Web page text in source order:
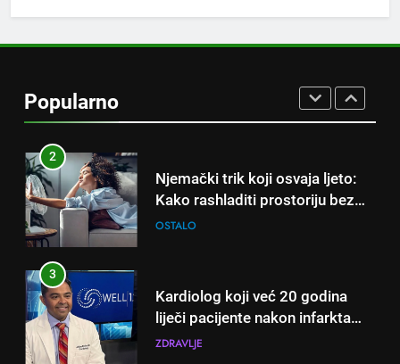
Popularno
Kako rashladiti prostoriju bez
klime i velikih računa za struju!
3
Kardiolog koji već 20 godina
liječi pacijente nakon infarkta
otkrio: Ove 4 jutarnje navike
dana!
ZDRAVLJE
4
Nikada se ne bi sjetili: Sve fleke
sa odjeće skida jedno sredstvo
koje svi imamo u kući
OSTALO